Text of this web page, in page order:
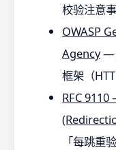
校验注意
OWASP
Agency—
框架（
RFC
「每跳重